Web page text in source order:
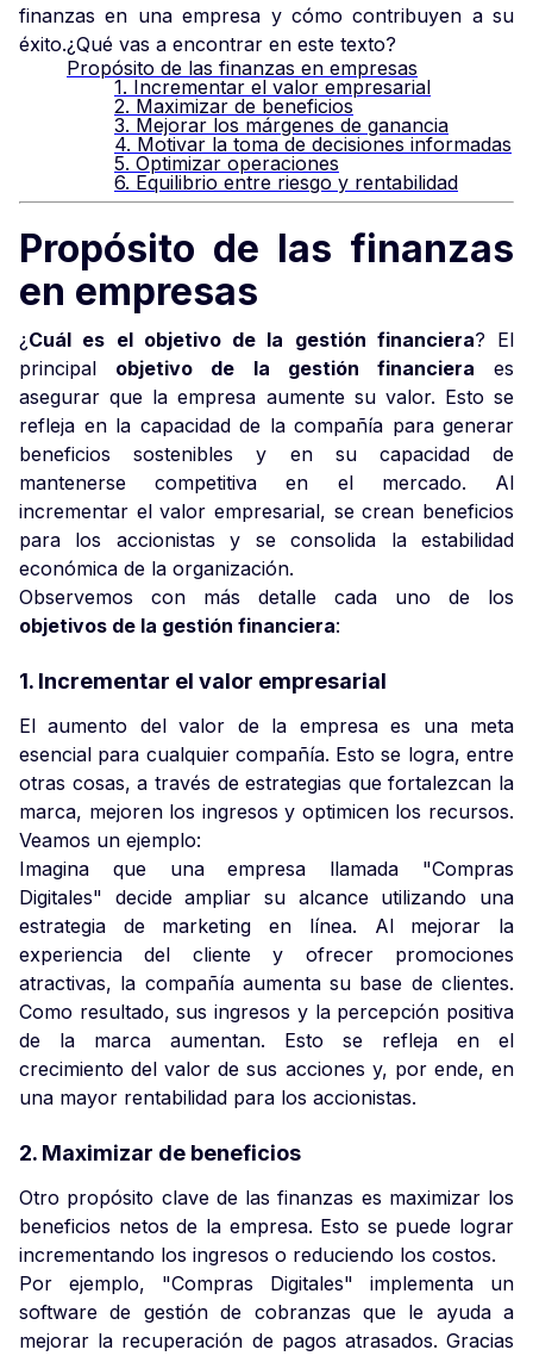
finanzas en una empresa y cómo contribuyen a su
éxito.¿Qué vas a encontrar en este texto?
Propósito de las finanzas en empresas
1. Incrementar el valor empresarial
2. Maximizar de beneficios
3. Mejorar los márgenes de ganancia
4. Motivar la toma de decisiones informadas
5. Optimizar operaciones
6. Equilibrio entre riesgo y rentabilidad
Propósito de las finanzas
en empresas
¿Cuál es el objetivo de la gestión financiera? El
principal objetivo de la gestión financiera es
asegurar que la empresa aumente su valor. Esto se
refleja en la capacidad de la compañía para generar
beneficios sostenibles y en su capacidad de
mantenerse competitiva en el mercado. Al
incrementar el valor empresarial, se crean beneficios
para los accionistas y se consolida la estabilidad
económica de la organización.
Observemos con más detalle cada uno de los
objetivos de la gestión financiera:
1. Incrementar el valor empresarial
El aumento del valor de la empresa es una meta
esencial para cualquier compañía. Esto se logra, entre
otras cosas, a través de estrategias que fortalezcan la
marca, mejoren los ingresos y optimicen los recursos.
Veamos un ejemplo:
Imagina que una empresa llamada "Compras
Digitales" decide ampliar su alcance utilizando una
estrategia de marketing en línea. Al mejorar la
experiencia del cliente y ofrecer promociones
atractivas, la compañía aumenta su base de clientes.
Como resultado, sus ingresos y la percepción positiva
de la marca aumentan. Esto se refleja en el
crecimiento del valor de sus acciones y, por ende, en
una mayor rentabilidad para los accionistas.
2. Maximizar de beneficios
Otro propósito clave de las finanzas es maximizar los
beneficios netos de la empresa. Esto se puede lograr
incrementando los ingresos o reduciendo los costos.
Por ejemplo, "Compras Digitales" implementa un
software de gestión de cobranzas que le ayuda a
mejorar la recuperación de pagos atrasados. Gracias